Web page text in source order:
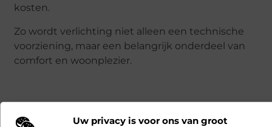
Uw privacy is voor ons van groot
kosten.
Zo wordt verlichting niet alleen een technische
voorziening, maar een belangrijk onderdeel van
comfort en woonplezier.